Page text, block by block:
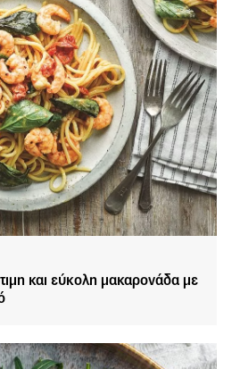
και εύκολη μακαρονάδα με